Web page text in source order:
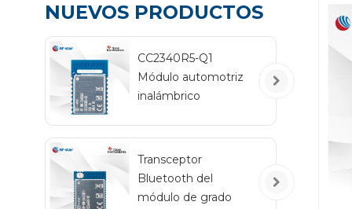
NUEVOS PRODUCTOS
CC2340R5-Q1
Módulo automotriz
inalámbrico
2340QB1
Transceptor
Bluetooth del
módulo de grado